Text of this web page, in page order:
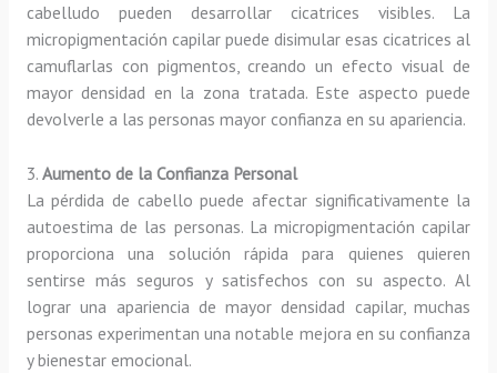
cabelludo pueden desarrollar cicatrices visibles. La
micropigmentación capilar puede disimular esas cicatrices al
camuflarlas con pigmentos, creando un efecto visual de
mayor densidad en la zona tratada. Este aspecto puede
devolverle a las personas mayor confianza en su apariencia.
3. Aumento de la Confianza Personal
La pérdida de cabello puede afectar significativamente la
autoestima de las personas. La micropigmentación capilar
proporciona una solución rápida para quienes quieren
sentirse más seguros y satisfechos con su aspecto. Al
lograr una apariencia de mayor densidad capilar, muchas
personas experimentan una notable mejora en su confianza
y bienestar emocional.